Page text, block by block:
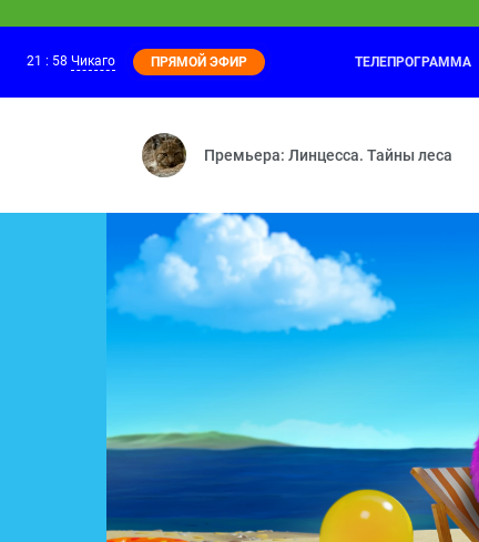
21:00
Лео и дикая природа
Подводная зебра — Потерявшийся
21 : 58 Чикаго ПРЯМОЙ ЭФИР ТЕЛЕПРОГРАММА
Премьера: Линцесса. Тайны леса